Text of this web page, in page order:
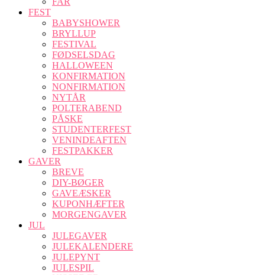
FEST
BABYSHOWER
BRYLLUP
FESTIVAL
FØDSELSDAG
HALLOWEEN
KONFIRMATION
NONFIRMATION
NYTÅR
POLTERABEND
PÅSKE
STUDENTERFEST
VENINDEAFTEN
FESTPAKKER
GAVER
BREVE
DIY-BØGER
GAVEÆSKER
KUPONHÆFTER
MORGENGAVER
JUL
JULEGAVER
JULEKALENDERE
JULEPYNT
JULESPIL